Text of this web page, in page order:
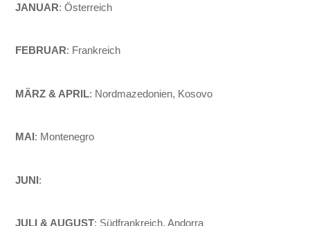
JANUAR: Österreich
FEBRUAR: Frankreich
MÄRZ & APRIL: Nordmazedonien, Kosovo
MAI: Montenegro
JUNI:
JULI & AUGUST: Südfrankreich, Andorra